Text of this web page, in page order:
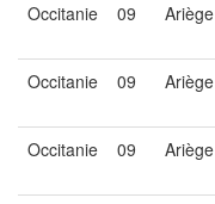
Occitanie 09 Ariège
Occitanie 09 Ariège
Occitanie 09 Ariège